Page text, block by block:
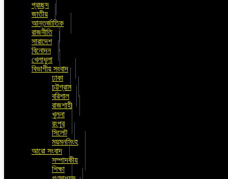
প্রচ্ছদ
জাতীয়
আন্তর্জাতিক
রাজনীতি
সারাদেশ
বিনোদন
খেলাধুলা
বিভাগীয় সংবাদ
ঢাকা
চট্টগ্রাম
বরিশাল
রাজশাহী
খুলনা
রংপুর
সিলেট
ময়মনসিংহ
আরো সংবাদ
সম্পাদকীয়
শিক্ষা